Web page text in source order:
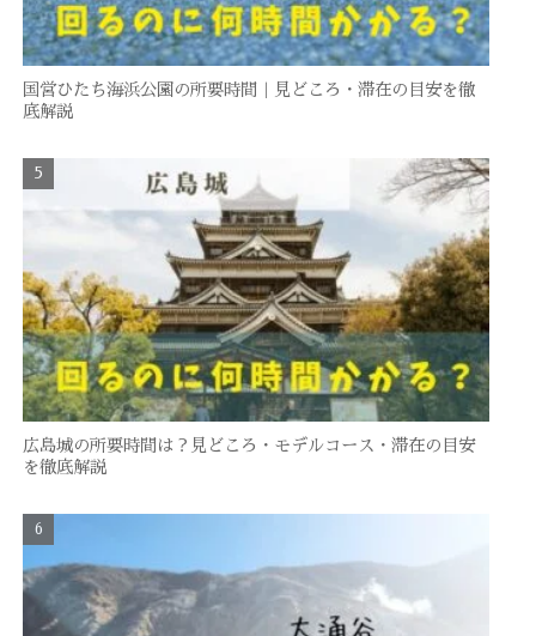
国営ひたち海浜公園の所要時間｜見どころ・滞在の目安を徹
底解説
広島城の所要時間は？見どころ・モデルコース・滞在の目安
を徹底解説